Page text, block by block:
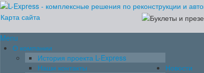
Карта сайта
Menu
О компании
История проекта L-Express
Наши контакты
Новости